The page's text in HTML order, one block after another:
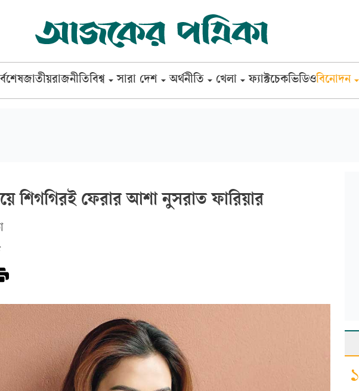
জাতীয়রাজনীতিবিশ্ব সারা দেশ অর্থনীতি খেলা ফ্যাক্টচেকভিডিওবিনোদন
শিগগিরই ফেরার আশা নুসরাত ফারিয়ার
১